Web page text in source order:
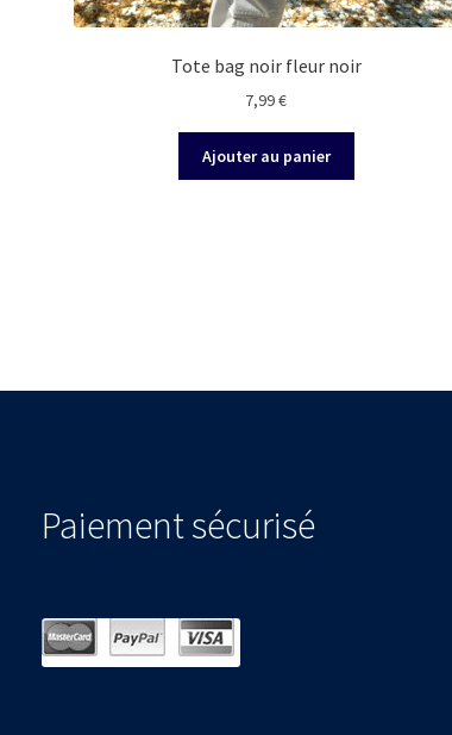
Tote bag noir fleur noir
7,99€
Ajouter au panier
Paiement sécurisé